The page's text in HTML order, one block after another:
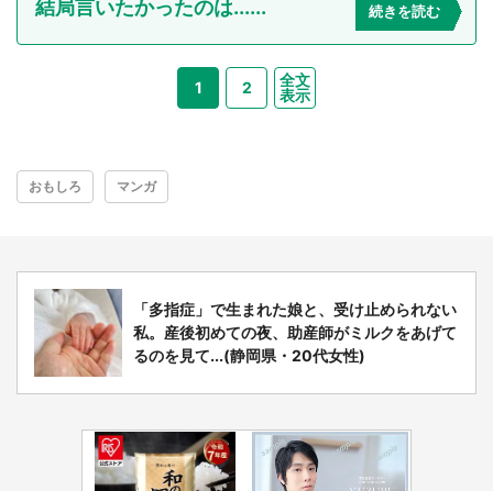
結局言いたかったのは...... 続きを読む
1 2
全文
表示
おもしろ マンガ
「多指症」で生まれた娘と、受け止められない
私。産後初めての夜、助産師がミルクをあげて
るのを見て...(静岡県・20代女性)